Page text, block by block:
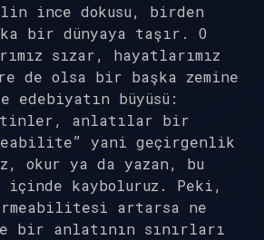
ince dokusu, birden
bir dünyaya taşır. O
sızar, hayatlarımız
de olsa bir başka zemine
büyüsü:
anlatılar bir
yani geçirgenlik
okur ya da yazan, bu
kayboluruz. Peki,
artarsa ne
bir anlatının sınırları